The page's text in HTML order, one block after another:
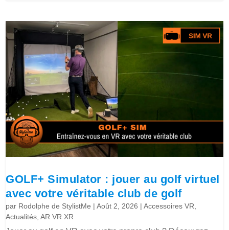
GOLF+ Simulator : jouer au golf virtuel
avec votre véritable club de golf
par Rodolphe de StylistMe |Août 2, 2026 |Accessoires VR
Actualités ,AR VR XR